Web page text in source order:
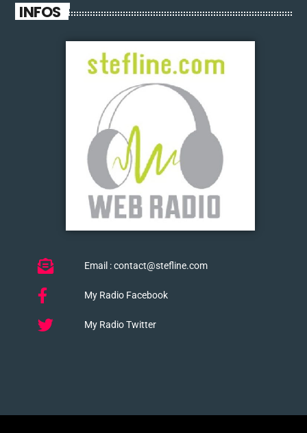
INFOS
Email : contact@stefline.com
My Radio Facebook
My Radio Twitter